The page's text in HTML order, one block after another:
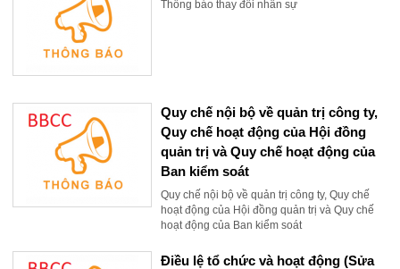
Thông báo thay đổi nhân sự
Quy chế nội bộ về quản trị công ty,
Quy chế hoạt động của Hội đồng
quản trị và Quy chế hoạt động của
Ban kiểm soát
Quy chế nội bộ về quản trị công ty, Quy chế
hoạt động của Hội đồng quản trị và Quy chế
hoạt động của Ban kiểm soát
Điều lệ tổ chức và hoạt động (Sửa